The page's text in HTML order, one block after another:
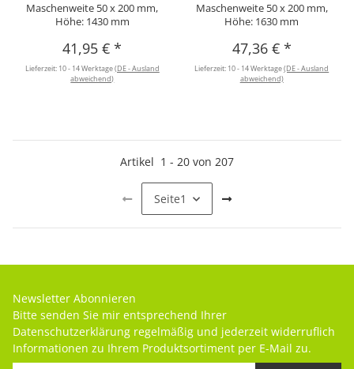
Maschenweite 50 x 200 mm,
Höhe: 1430 mm
41,95 €*
Lieferzeit: 10 - 14 Werktage(DE - Ausland
abweichend)
Maschenweite 50 x 200 mm,
Höhe: 1630 mm
47,36 € *
Lieferzeit: 10 - 14 Werktage(DE - Ausland
abweichend)
Artikel 1 - 20 von 207
Seite1
Newsletter Abonnieren
Bitte senden Sie mir entsprechend Ihrer
Datenschutzerklärung regelmäßig und jederzeit widerruflich
Informationen zu Ihrem Produktsortiment per E-Mail zu.